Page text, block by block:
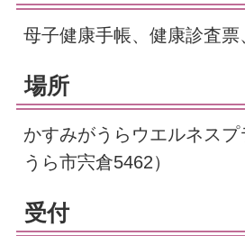
母子健康手帳、健康診査
場所
かすみがうらウエルネス
うら市宍倉5462）
受付